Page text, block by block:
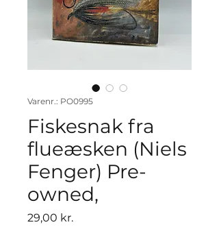
Varenr.: PO0995
Fiskesnak fra
flueæsken (Niels
Fenger) Pre-
owned,
29,00 kr.Pris